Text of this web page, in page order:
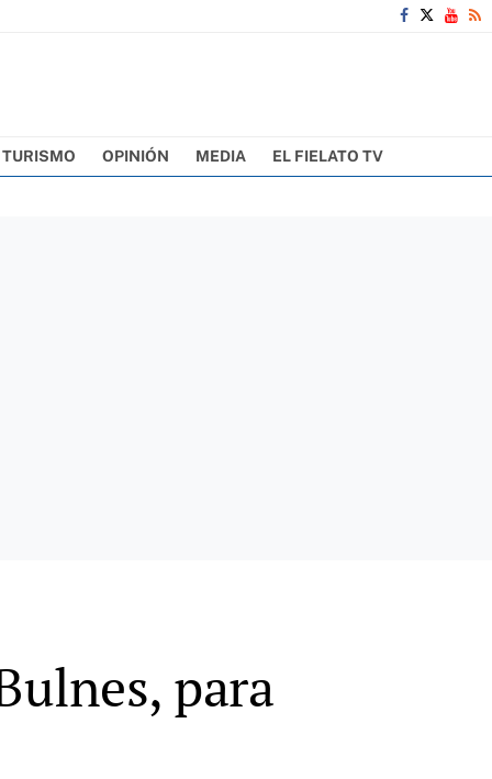
TURISMO OPINIÓN MEDIA EL FIELATO TV
para